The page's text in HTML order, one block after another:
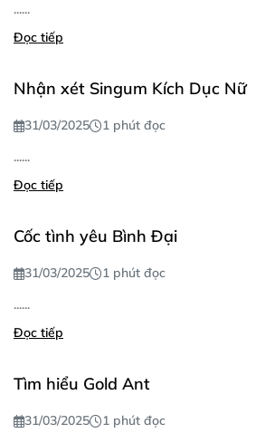
......
Đọc tiếp
Nhận xét Singum Kích Dục Nữ
31/03/2025
1 phút đọc
......
Đọc tiếp
Cốc tình yêu Bình Đại
31/03/2025
1 phút đọc
......
Đọc tiếp
Tìm hiểu Gold Ant
31/03/2025
1 phút đọc